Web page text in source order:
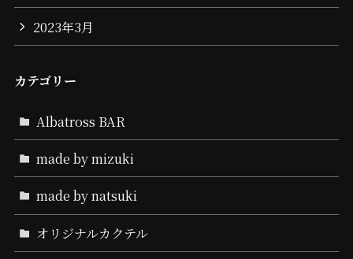
2023年3月
カテゴリー
Albatross BAR
made by mizuki
made by natsuki
オリジナルカクテル